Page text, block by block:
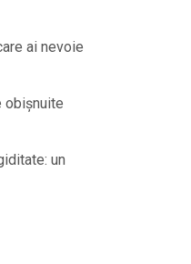
ai nevoie
obișnuite
un